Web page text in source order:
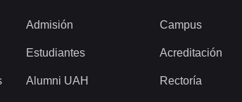
Admisión
Estudiantes
Alumni UAH
Campus
Acreditación
Rectoría